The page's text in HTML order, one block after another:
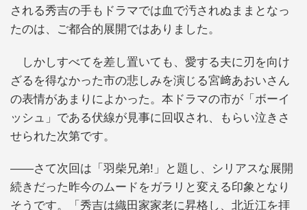
される秀吉の手もドラマでは血で汚されぬままとなっ
たのは、ご都合的展開ではありました。
しかしすべてを差し置いても、愛する夫に刃を向け
ざるを得なかった市の悲しみを演じる宮﨑あおいさん
の表情があまりによかった。本ドラマの市が「ボーイ
ッシュ」である伏線が見事に回収され、もらい泣きさ
せられた次第です。
――さて次回は「羽柴兄弟!」と題し、シリアスな展開
続きだった昨今のムードをガラリと変える印象となり
そうです。「秀吉は織田家家老に昇格し、北近江を拝